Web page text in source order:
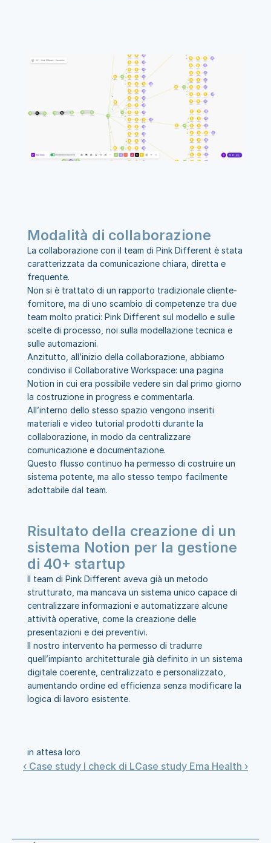
Modalità di collaborazione
La collaborazione con il team di Pink Different è stata
caratterizzata da comunicazione chiara, diretta e
frequente.
Non si è trattato di un rapporto tradizionale cliente-
fornitore, ma di uno scambio di competenze tra due
team molto pratici: Pink Different sul modello e sulle
scelte di processo, noi sulla modellazione tecnica e
sulle automazioni.
Anzitutto, all’inizio della collaborazione, abbiamo
condiviso il Collaborative Workspace: una pagina
Notion in cui era possibile vedere sin dal primo giorno
la costruzione in progress e commentarla.
All’interno dello stesso spazio vengono inseriti
materiali e video tutorial prodotti durante la
collaborazione, in modo da centralizzare
comunicazione e documentazione.
Questo flusso continuo ha permesso di costruire un
sistema potente, ma allo stesso tempo facilmente
adottabile dal team.
Risultato della creazione di un
sistema Notion per la gestione
di 40+ startup
Il team di Pink Different aveva già un metodo
strutturato, ma mancava un sistema unico capace di
centralizzare informazioni e automatizzare alcune
attività operative, come la creazione delle
presentazioni e dei preventivi.
Il nostro intervento ha permesso di tradurre
quell’impianto architetturale già definito in un sistema
digitale coerente, centralizzato e personalizzato,
aumentando ordine ed efficienza senza modificare la
logica di lavoro esistente.
in attesa loro
‹ Case study I check di LCase study Ema Health ›